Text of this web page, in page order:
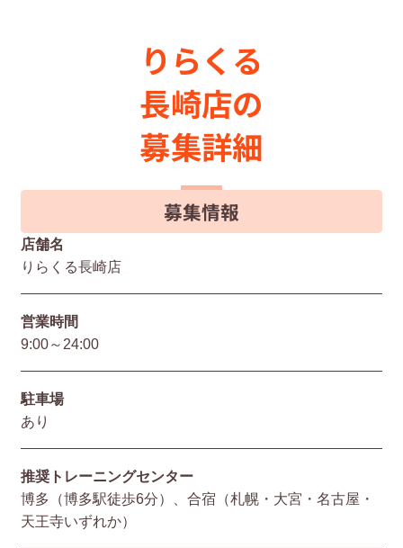
りらくる
長崎店の
募集詳細
募集情報
店舗名
りらくる長崎店
営業時間
9:00～24:00
駐⾞場
あり
推奨トレーニングセンター
博多（博多駅徒歩6分）、合宿（札幌・大宮・名古屋・
天王寺いずれか）